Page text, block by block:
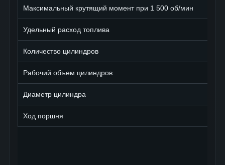
Максимальный крутящий момент при 1 500 об/мин
Удельный расход топлива
Количество цилиндров
Рабочий объем цилиндров
Диаметр цилиндра
Ход поршня